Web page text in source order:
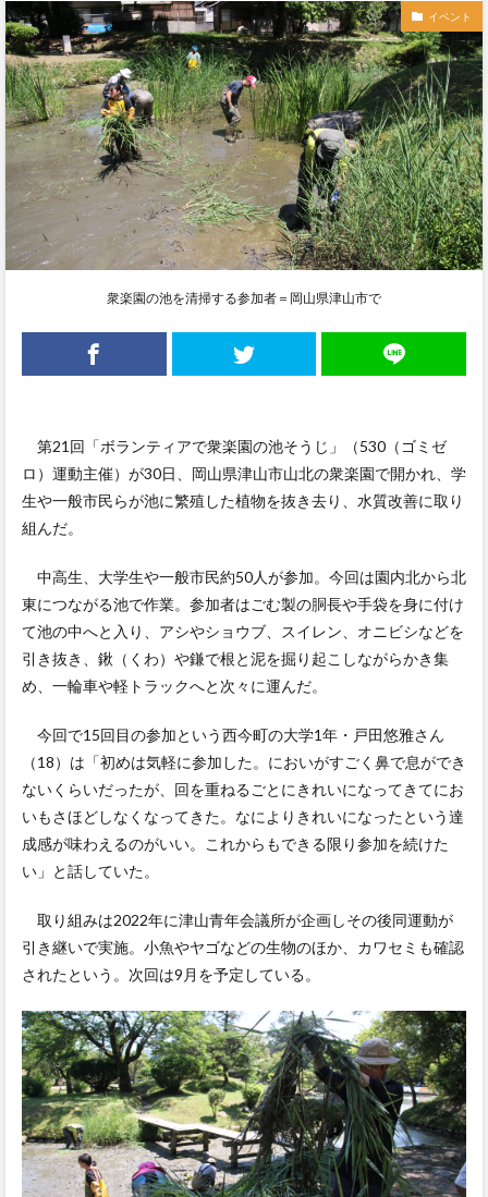
イベント
衆楽園の池を清掃する参加者＝岡山県津山市で
第21回「ボランティアで衆楽園の池そうじ」（530（ゴミゼ
ロ）運動主催）が30日、岡山県津山市山北の衆楽園で開かれ、学
生や一般市民らが池に繁殖した植物を抜き去り、水質改善に取り
組んだ。
中高生、大学生や一般市民約50人が参加。今回は園内北から北
東につながる池で作業。参加者はごむ製の胴長や手袋を身に付け
て池の中へと入り、アシやショウブ、スイレン、オニビシなどを
引き抜き、鍬（くわ）や鎌で根と泥を掘り起こしながらかき集
め、一輪車や軽トラックへと次々に運んだ。
今回で15回目の参加という西今町の大学1年・戸田悠雅さん
（18）は「初めは気軽に参加した。においがすごく鼻で息ができ
ないくらいだったが、回を重ねるごとにきれいになってきてにお
いもさほどしなくなってきた。なによりきれいになったという達
成感が味わえるのがいい。これからもできる限り参加を続けた
い」と話していた。
取り組みは2022年に津山青年会議所が企画しその後同運動が
引き継いで実施。小魚やヤゴなどの生物のほか、カワセミも確認
されたという。次回は9月を予定している。